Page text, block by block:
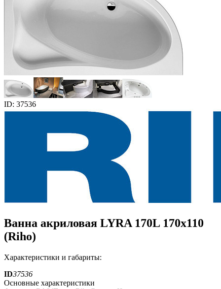
ID: 37536
Ванна акриловая LYRA 170L 170x110
(Riho)
Характеристики и габариты:
ID37536
Основные характеристики